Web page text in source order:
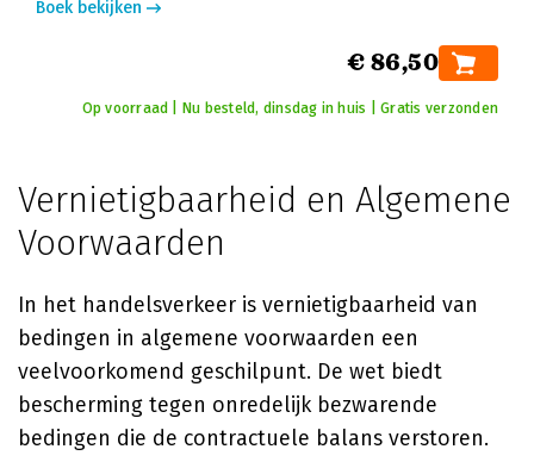
Boek bekijken
€ 86,50
Op voorraad | Nu besteld, dinsdag in huis | Gratis verzonden
Vernietigbaarheid en Algemene
Voorwaarden
In het handelsverkeer is vernietigbaarheid van
bedingen in algemene voorwaarden een
veelvoorkomend geschilpunt. De wet biedt
bescherming tegen onredelijk bezwarende
bedingen die de contractuele balans verstoren.